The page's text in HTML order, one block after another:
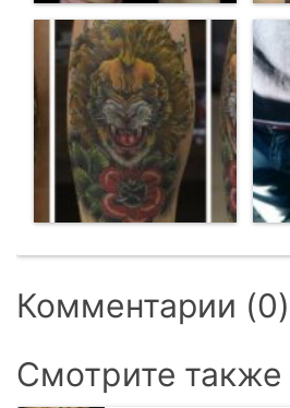
Комментарии (0)
Смотрите также